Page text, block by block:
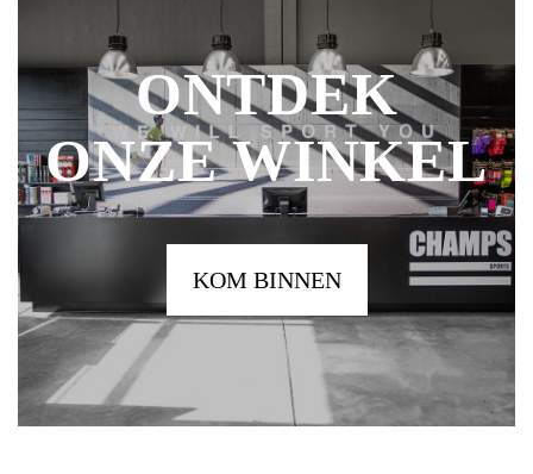
ONTDEK
ONZE WINKEL
KOM BINNEN